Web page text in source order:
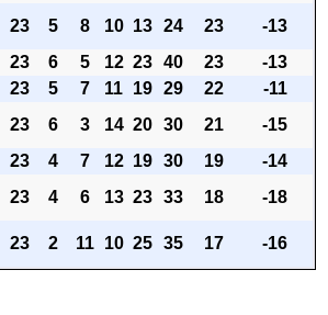
23 5 8 10 13 24 23
-13
23 6 5 12 23 40 23
-13
23 5 7 11 19 29 22
-11
23 6 3 14 20 30 21
-15
23 4 7 12 19 30 19
-14
23 4 6 13 23 33 18 -18
23 2 11 10 25 35 17 -16